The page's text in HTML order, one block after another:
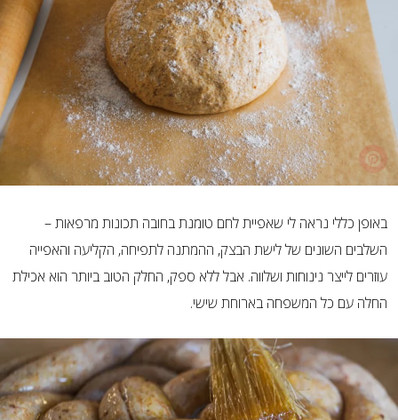
באופן כללי נראה לי שאפיית לחם טומנת בחובה תכונות מרפאות –
השלבים השונים של לישת הבצק, ההמתנה לתפיחה, הקליעה והאפייה
עוזרים לייצר נינוחות ושלווה. אבל ללא ספק, החלק הטוב ביותר הוא אכילת
החלה עם כל המשפחה בארוחת שישי.